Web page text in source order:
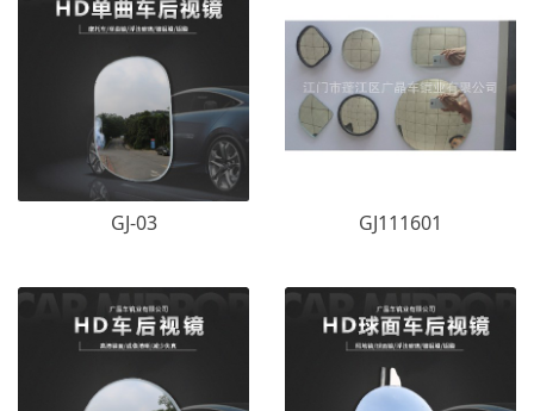
GJ-03 GJ111601